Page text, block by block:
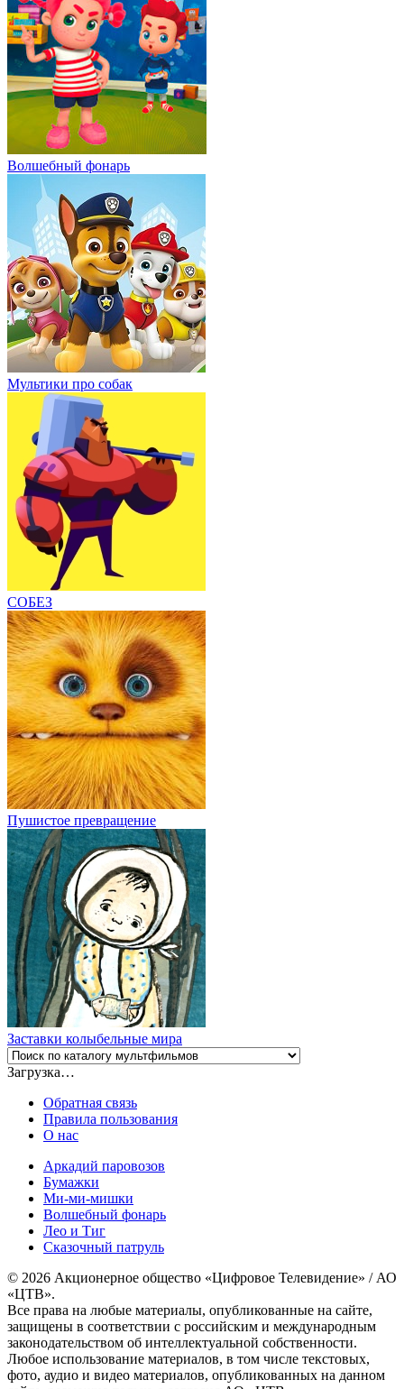
Волшебный фонарь
Мультики про собак
СОБЕЗ
Пушистое превращение
Заставки колыбельные мира
Загрузка…
Обратная связь
Правила пользования
О нас
Аркадий паровозов
Бумажки
Ми-ми-мишки
Волшебный фонарь
Лео и Тиг
Сказочный патруль
© 2026 Акционерное общество «Цифровое Телевидение» / АО
«ЦТВ».
Все права на любые материалы, опубликованные на сайте,
защищены в соответствии с российским и международным
законодательством об интеллектуальной собственности.
Любое использование материалов, в том числе текстовых,
фото, аудио и видео материалов, опубликованных на данном